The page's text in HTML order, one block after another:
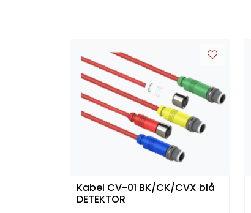
Kabel CV-01 BK/CK/CVX blå
DETEKTOR